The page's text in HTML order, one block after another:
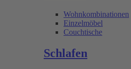
Wohnkombinationen
Einzelmöbel
Couchtische
Schlafen